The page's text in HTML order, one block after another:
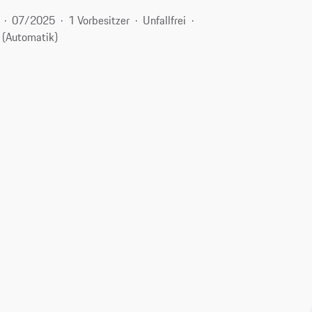
07/2025 1 Vorbesitzer
Unfallfrei
(Automatik)